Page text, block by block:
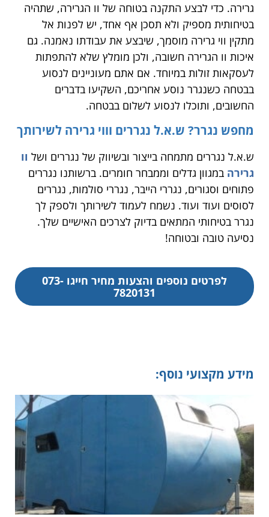
גרירה. כדי לבצע התקנה בטוחה של וו הגרירה, שתהיה
בטיחותית מספיק ולא תסכן אף אחד, יש לפנות אל
מתקין ווי גרירה מוסמך, שיבצע את עבודתו נאמנה. גם
איכות וו הגרירה חשובה, ולכן מומלץ שלא להתפתות
לעסקאות זולות במיוחד. אם אתם מעוניינים לנסוע
בבטחה כשנגרר נוסע אחריכם, השקיעו בדברים
החשובים, ותוכלו לנסוע לשלום בבטחה.
מחפש נגרר? ש.א.ל נגררים וווי גרירה לשירותך
ש.א.ל נגררים מתמחה בייצור ובשיווק של נגררים ושל וו
גרירה במגוון גדלים וממבחר חומרים. ברשותנו נגררים
פתוחים וסגורים, נגררי הייבר, נגררי סולמות, נגררים
לסוסים ועוד ועוד. נשמח לעמוד לשירותך ולספק לך
נגרר בטיחותי המתאים בדיוק לצרכים האישיים שלך.
נסיעה טובה ובטוחה!
לפרטים נוספים והצעות מחיר חייגו 073-
7820131
מידע מקצועי נוסף: